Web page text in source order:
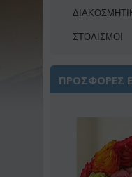
ΣΤΟΛΙΣΜΟΙ
ΠΡΟΣΦΟΡΕΣ